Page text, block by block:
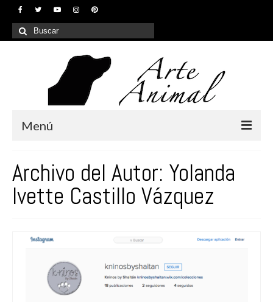
Buscar
por:
Menú
¿Quiénes somos?
Galería
Contacto
FAQs
Archivo del Autor: Yolanda
Ivette Castillo Vázquez